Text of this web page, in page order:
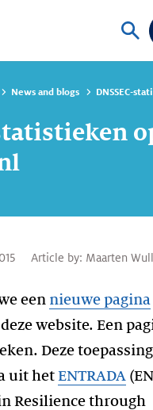
Ask
News and blogs
Article by: Maarten
een nieuwe pagina
website. Een
Deze
uit het ENTRADA
Resilience through